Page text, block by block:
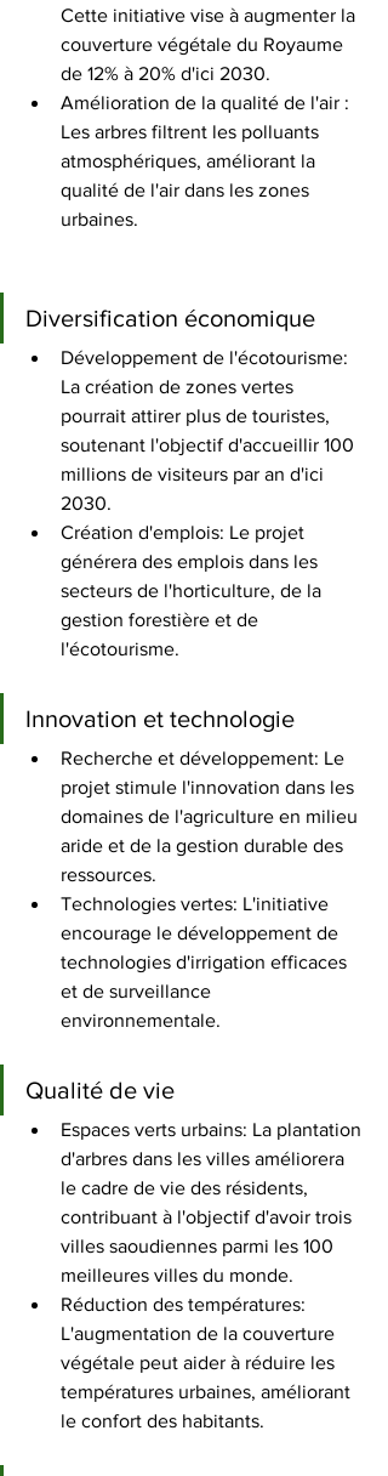
Cette initiative vise à augmenter la
couverture végétale du Royaume
de 12% à 20% d'ici 2030.
Amélioration de la qualité de l'air :
Les arbres filtrent les polluants
atmosphériques, améliorant la
qualité de l'air dans les zones
urbaines.
Diversification économique
Développement de l'écotourisme:
La création de zones vertes
pourrait attirer plus de touristes,
soutenant l'objectif d'accueillir 100
millions de visiteurs par an d'ici
2030.
Création d'emplois: Le projet
générera des emplois dans les
secteurs de l'horticulture, de la
gestion forestière et de
l'écotourisme.
Innovation et technologie
Recherche et développement: Le
projet stimule l'innovation dans les
domaines de l'agriculture en milieu
aride et de la gestion durable des
ressources.
Technologies vertes: L'initiative
encourage le développement de
technologies d'irrigation efficaces
et de surveillance
environnementale.
Qualité de vie
Espaces verts urbains: La plantation
d'arbres dans les villes améliorera
le cadre de vie des résidents,
contribuant à l'objectif d'avoir trois
villes saoudiennes parmi les 100
meilleures villes du monde.
Réduction des températures:
L'augmentation de la couverture
végétale peut aider à réduire les
températures urbaines, améliorant
le confort des habitants.